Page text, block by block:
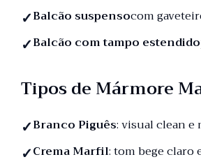
Balcão suspensocom
Balcão com tampo estendido
Tipos de Mármore
Branco Piguês: visual clean e
Crema Marfil: tom bege claro